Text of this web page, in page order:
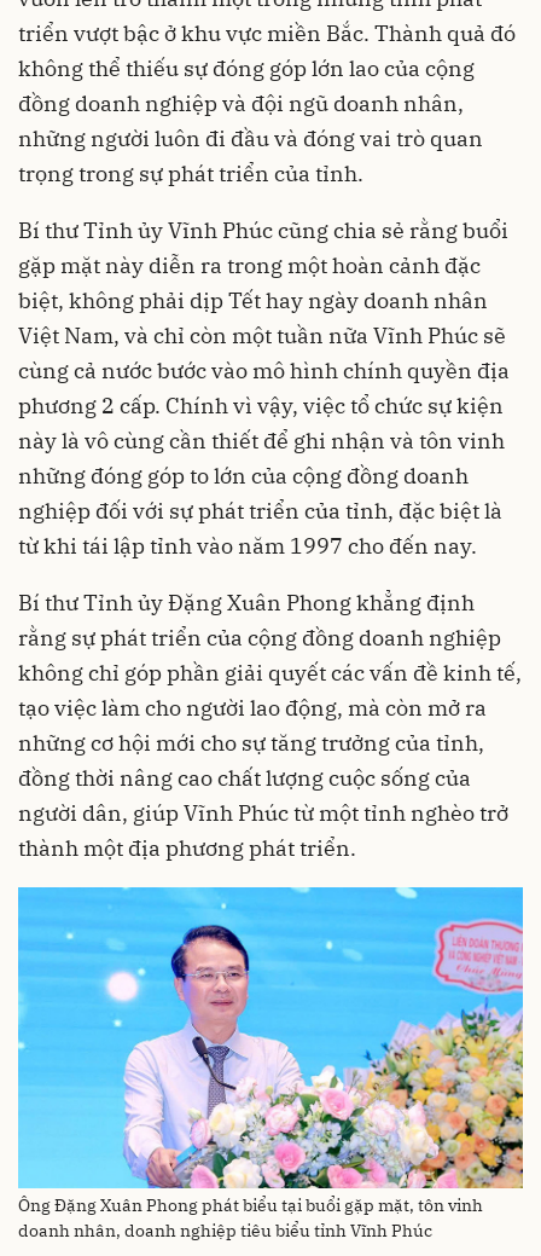
triển vượt bậc ở khu vực miền Bắc. Thành quả đó
không thể thiếu sự đóng góp lớn lao của cộng
đồng doanh nghiệp và đội ngũ doanh nhân,
những người luôn đi đầu và đóng vai trò quan
trọng trong sự phát triển của tỉnh.
Bí thư Tỉnh ủy Vĩnh Phúc cũng chia sẻ rằng buổi
gặp mặt này diễn ra trong một hoàn cảnh đặc
biệt, không phải dịp Tết hay ngày doanh nhân
Việt Nam, và chỉ còn một tuần nữa Vĩnh Phúc sẽ
cùng cả nước bước vào mô hình chính quyền địa
phương 2 cấp. Chính vì vậy, việc tổ chức sự kiện
này là vô cùng cần thiết để ghi nhận và tôn vinh
những đóng góp to lớn của cộng đồng doanh
nghiệp đối với sự phát triển của tỉnh, đặc biệt là
từ khi tái lập tỉnh vào năm 1997 cho đến nay.
Bí thư Tỉnh ủy Đặng Xuân Phong khẳng định
rằng sự phát triển của cộng đồng doanh nghiệp
không chỉ góp phần giải quyết các vấn đề kinh tế,
tạo việc làm cho người lao động, mà còn mở ra
những cơ hội mới cho sự tăng trưởng của tỉnh,
đồng thời nâng cao chất lượng cuộc sống của
người dân, giúp Vĩnh Phúc từ một tỉnh nghèo trở
thành một địa phương phát triển.
Ông Đặng Xuân Phong phát biểu tại buổi gặp mặt, tôn vinh
doanh nhân, doanh nghiệp tiêu biểu tỉnh Vĩnh Phúc